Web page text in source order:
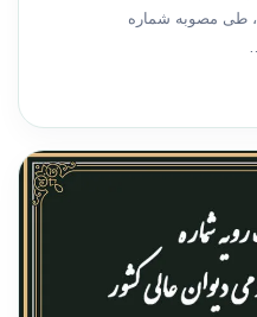
از عملیات اجرایی مصوب ۱۳۸۷/۶/۱۱، طی مصوبه شماره